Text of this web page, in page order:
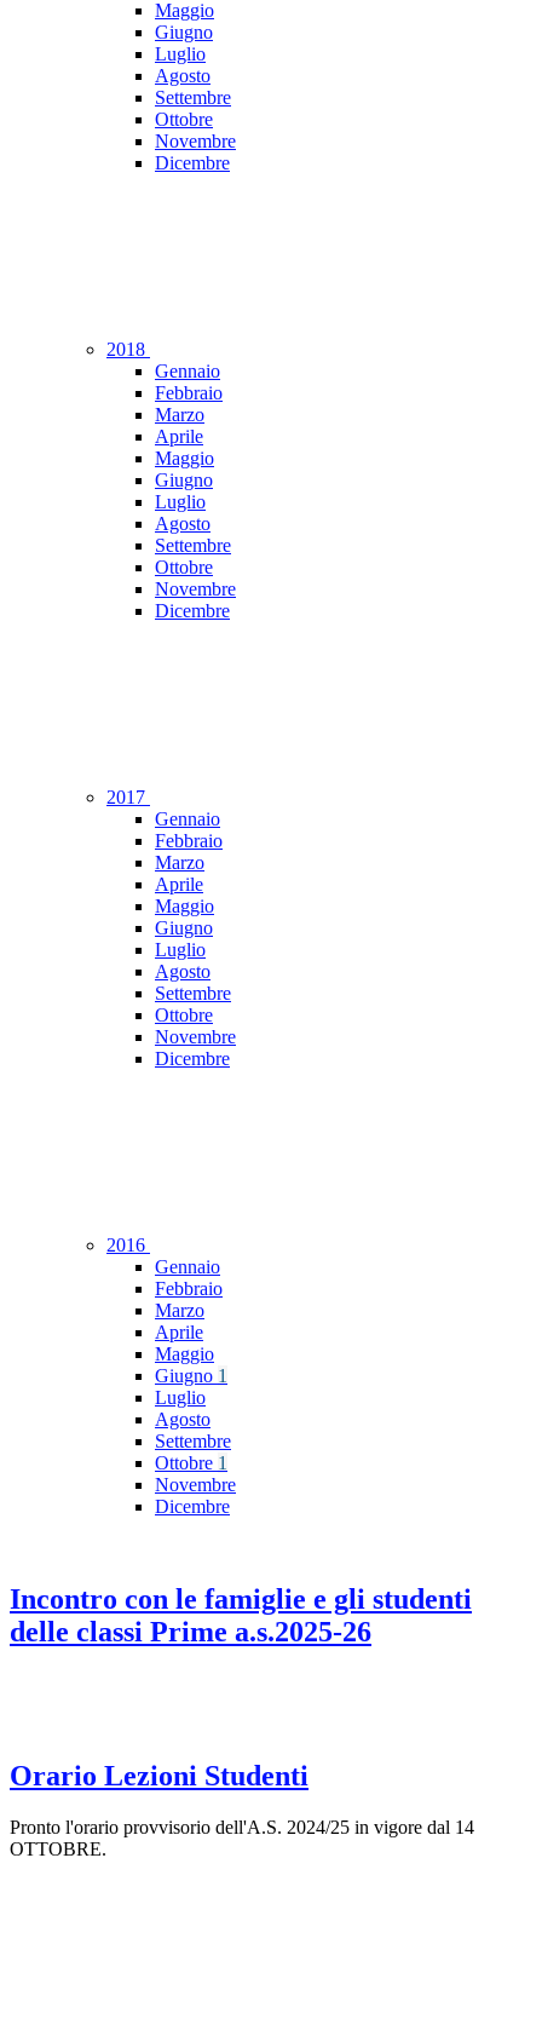
Maggio
Giugno
Luglio
Agosto
Settembre
Ottobre
Novembre
Dicembre
2018
Gennaio
Febbraio
Marzo
Aprile
Maggio
Giugno
Luglio
Agosto
Settembre
Ottobre
Novembre
Dicembre
2017
Gennaio
Febbraio
Marzo
Aprile
Maggio
Giugno
Luglio
Agosto
Settembre
Ottobre
Novembre
Dicembre
2016
Gennaio
Febbraio
Marzo
Aprile
Maggio
Giugno 1
Luglio
Agosto
Settembre
Ottobre 1
Novembre
Dicembre
Incontro con le famiglie e gli studenti
delle classi Prime a.s.2025-26
Orario Lezioni Studenti
Pronto l'orario provvisorio dell'A.S. 2024/25 in vigore dal 14
OTTOBRE.